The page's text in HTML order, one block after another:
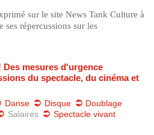
sur le site News Tank Culture à
ses répercussions sur les
mesures d'urgence
du spectacle, du cinéma et
Danse Disque
Doublage
Salaires
Spectacle vivant